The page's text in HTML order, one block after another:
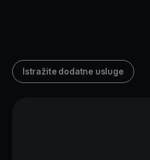
Istražite dodatne usluge